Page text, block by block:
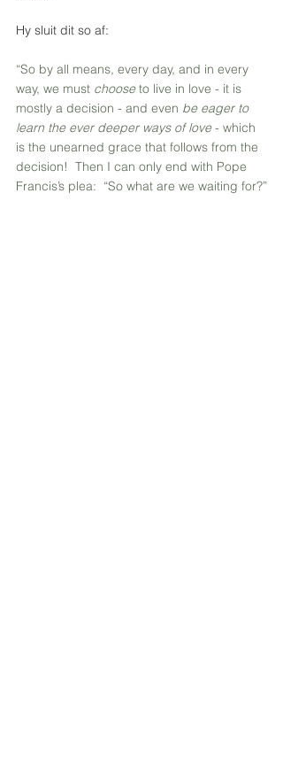
Hy sluit dit so af:
“So by all means, every day, and in every
way, we must choose to live in love - it is
mostly a decision - and even be eager to
learn the ever deeper ways of love - which
is the unearned grace that follows from the
decision!  Then I can only end with Pope
Francis’s plea:  “So what are we waiting for?”